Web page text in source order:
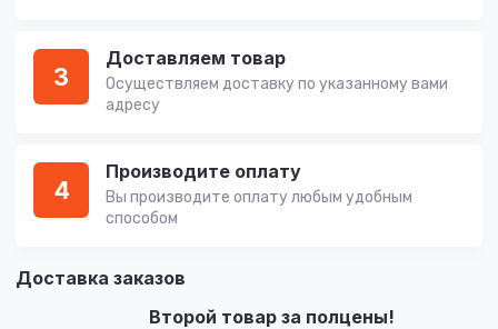
3
Доставляем товар
Осуществляем доставку по указанному вами
адресу
4
Производите оплату
Вы производите оплату любым удобным
способом
Доставка заказов
Второй товар за полцены!